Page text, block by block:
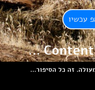
עכשיו
זה כל הסיפור...